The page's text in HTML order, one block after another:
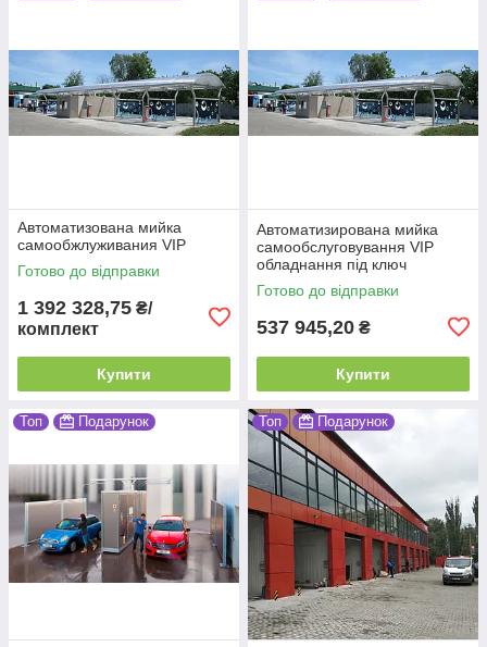
Автоматизована мийка
самообжлуживания VIP
Готово до відправки
1 392 328,75 ₴/
комплект
Купити
Автоматизирована мийка
самообслуговування VIP
обладнання під ключ
Готово до відправки
537 945,20 ₴
Купити
Топ Подарунок Топ Подарунок